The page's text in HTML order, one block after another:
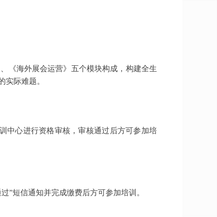
《海外展会运营》五个模块构成， 构建全生
实际难题。
中心进行资格审核，审核通过后方可参加培
”短信通知并完成缴费后方可参加培训。